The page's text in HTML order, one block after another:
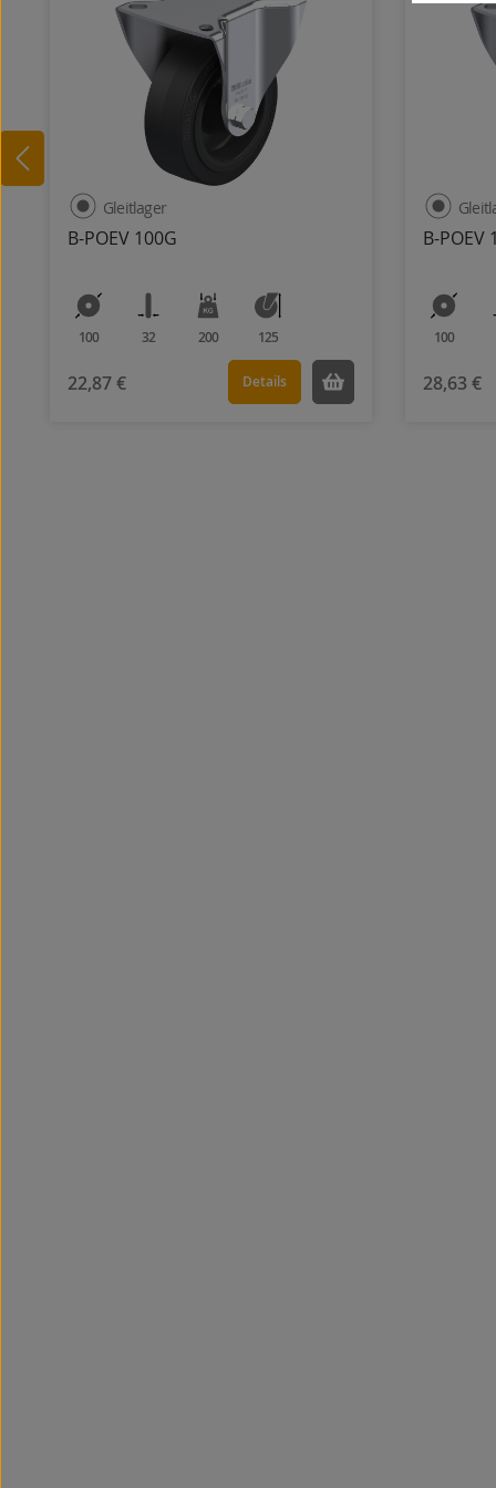
B-POEV 100G
Gleitlager
100 32 200 125
22,87 € Details
B-POEV
100
28,63 €